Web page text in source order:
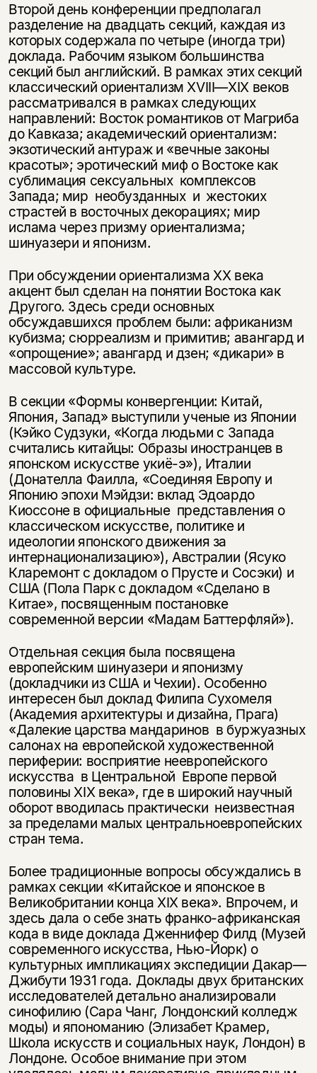
Второй день конференции предполагал
разделение на двадцать секций, каждая из
которых содержала по четыре (иногда три)
доклада. Рабочим языком большинства
секций был английский. В рамках этих секций
классический ориентализм XVIII—XIX веков
рассматривался в рамках следующих
направлений: Восток романтиков от Магриба
до Кавказа; академический ориентализм:
экзотический антураж и «вечные законы
красоты»; эротический миф о Востоке как
сублимация сексуальных комплексов
Запада; мир необузданных и жестоких
страстей в восточных декорациях; мир
ислама через призму ориентализма;
шинуазери и японизм.
При обсуждении ориентализма XX века
акцент был сделан на понятии Востока как
Другого. Здесь среди основных
обсуждавшихся проблем были: африканизм
кубизма; сюрреализм и примитив; авангард и
«опрощение»; авангард и дзен; «дикари» в
массовой культуре.
В секции «Формы конвергенции: Китай,
Япония, Запад» выступили ученые из Японии
(Кэйко Судзуки, «Когда людьми с Запада
считались китайцы: Образы иностранцев в
японском искусстве укиё-э»), Италии
(Донателла Фаилла, «Соединяя Европу и
Японию эпохи Мэйдзи: вклад Эдоардо
Киоссоне в официальные представления о
классическом искусстве, политике и
идеологии японского движения за
интернационализацию»), Австралии (Ясуко
Кларемонт с докладом о Прусте и Сосэки) и
США (Пола Парк с докладом «Сделано в
Китае», посвященным постановке
современной версии «Мадам Баттерфляй»).
Отдельная секция была посвящена
европейским шинуазери и японизму
(докладчики из США и Чехии). Особенно
интересен был доклад Филипа Сухомеля
(Академия архитектуры и дизайна, Прага)
«Далекие царства мандаринов в буржуазных
салонах на европейской художественной
периферии: восприятие неевропейского
искусства в Центральной Европе первой
половины XIX века», где в широкий научный
оборот вводилась практически неизвестная
за пределами малых центральноевропейских
стран тема.
Более традиционные вопросы обсуждались в
рамках секции «Китайское и японское в
Великобритании конца XIX века». Впрочем, и
здесь дала о себе знать франко-африканская
кода в виде доклада Дженнифер Филд (Музей
современного искусства, Нью-Йорк) о
культурных импликациях экспедиции Дакар—
Джибути 1931 года. Доклады двух британских
исследователей детально анализировали
синофилию (Сара Чанг, Лондонский колледж
моды) и япономанию (Элизабет Крамер,
Школа искусств и социальных наук, Лондон) в
Лондоне. Особое внимание при этом